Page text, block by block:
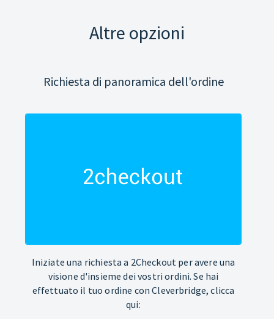
Altre opzioni
Richiesta di panoramica dell'ordine
Iniziate una richiesta a 2Checkout per avere una
visione d'insieme dei vostri ordini. Se hai
effettuato il tuo ordine con Cleverbridge, clicca
qui: